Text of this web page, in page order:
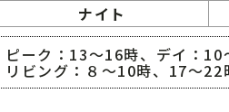
ナイト
ピーク：13～16時、デイ：
リビング：８～10時、17～